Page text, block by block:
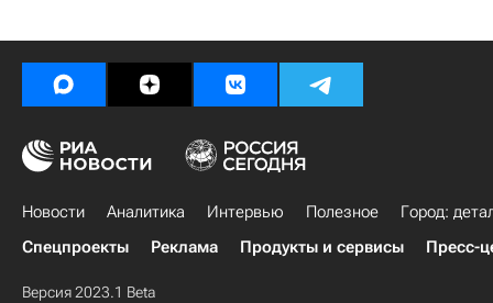
Новости Аналитика Интервью Полезное
Город:
Спецпроекты
Реклама Продукты и сервисы Пресс-
Версия 2023.1 Beta